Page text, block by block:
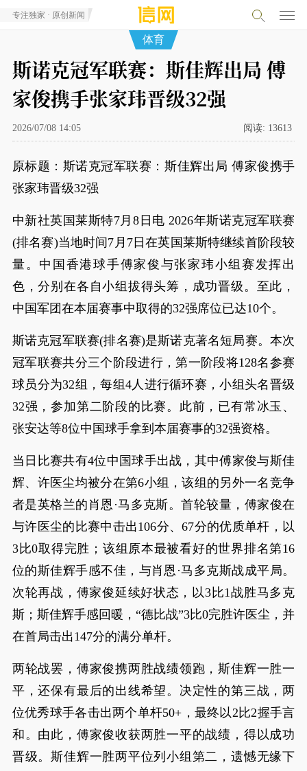
专注独家 · 原创新闻
体育
斯诺克冠军联赛：斯佳辉出局 傅
家俊携手张家玮晋级32强
2026/07/08 14:05 阅读: 13613
原标题：斯诺克冠军联赛：斯佳辉出局 傅家俊携手
张家玮晋级32强
中新社英国莱斯特7月8日电 2026年斯诺克冠军联赛
(排名赛)当地时间7月7日在英国莱斯特继续首阶段较
量。中国香港球手傅家俊与张家玮小组赛发挥出
色，分别在各自小组拔得头筹，成功晋级。至此，
中国军团在本届赛事中取得的32强席位已达10个。
斯诺克冠军联赛(排名赛)是斯诺克著名短局赛。本次
冠军联赛共分三个阶段进行，第一阶段将128名参赛
球员分为32组，每组4人进行循环赛，小组头名晋级
32强，参加第二阶段的比赛。此前，已有常冰玉、
张安达等8位中国球手拿到本届赛事的32强资格。
当日比赛共有4位中国球手出战，其中傅家俊与斯佳
辉、许医尘均被分在第6小组，该组的另外一名竞争
者是英格兰的肖恩·马多克斯。首轮较量，傅家俊在
与许医尘的比赛中击出106分、67分的优质单杆，以
3比0取得完胜；该组原本最被看好的世界排名第16
位的斯佳辉手感不佳，与肖恩·马多克斯战成平局。
次轮再战，傅家俊延续好状态，以3比1战胜马多克
斯；斯佳辉手感回暖，“德比战”3比0完胜许医尘，并
在首局击出147分的满分单杆。
两轮战罢，傅家俊携两胜战绩领跑，斯佳辉一胜一
平，还保有最后的出线希望。决定性的第三战，两
位优秀球手各击出两个单杆50+，最终以2比2握手言
和。由此，傅家俊收获两胜一平的战绩，得以成功
晋级。斯佳辉一胜两平位列小组第二，遗憾无缘下